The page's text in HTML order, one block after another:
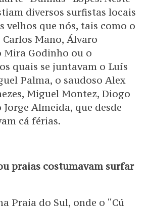
diversos surfistas locais
velhos que nós, tais como o
Carlos Mano, Álvaro
Mira Godinho ou o
quais se juntavam o Luís
Palma, o saudoso Alex
Miguel Montez, Diogo
Almeida, que desde
cá férias.
praias costumavam surfar
Praia do Sul, onde o “Cú